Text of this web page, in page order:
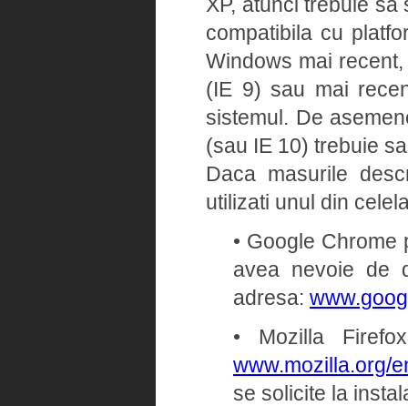
compatibila cu
Windows mai
(IE 9) sau mai
sistemul. De
(sau IE 10) trebuie
Daca masurile
utilizati unul din
• Google
avea nevoie de
adresa:
• Mozilla
www.mozilla.org/
se solicite la